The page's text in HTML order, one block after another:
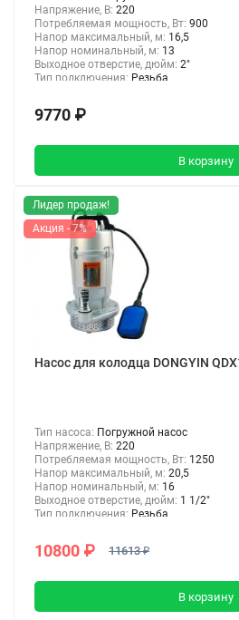
Напряжение, В: 220
Потребляемая мощность, Вт: 900
Напор максимальный, м: 16,5
Напор номинальный, м: 13
Выходное отверстие, дюйм: 2"
Тип подключения: Резьба
9770 ₽
В корзину
Лидер продаж!
Акция - 7%
Насос для колодца DONGYIN
Тип насоса: Погружной насос
Напряжение, В: 220
Потребляемая мощность, Вт: 1250
Напор максимальный, м: 20,5
Напор номинальный, м: 16
Выходное отверстие, дюйм: 1 1/2"
Тип подключения: Резьба
10800 ₽ 11613 ₽
В корзину